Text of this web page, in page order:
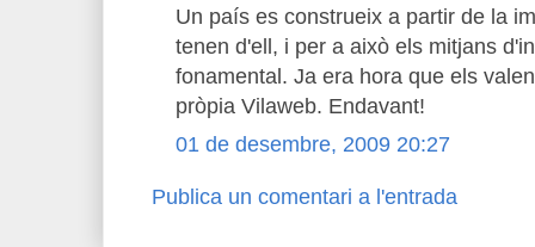
Un país es construeix a partir de la
tenen d'ell, i per a això els mitjans
fonamental. Ja era hora que els
pròpia Vilaweb. Endavant!
01 de desembre, 2009 20:27
Publica un comentari a l'entrada